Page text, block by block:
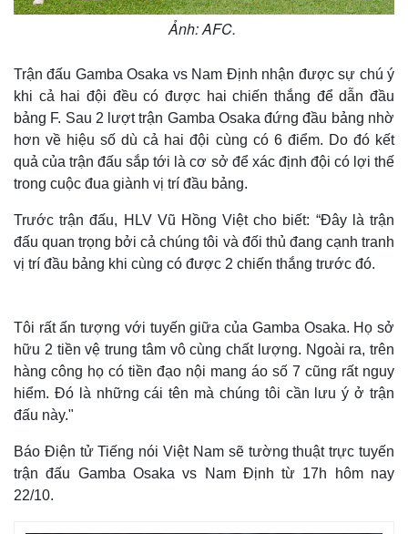
Ảnh: AFC.
Trận đấu Gamba Osaka vs Nam Định nhận được sự chú ý
khi cả hai đội đều có được hai chiến thắng để dẫn đầu
bảng F. Sau 2 lượt trận Gamba Osaka đứng đầu bảng nhờ
hơn về hiệu số dù cả hai đội cùng có 6 điểm. Do đó kết
quả của trận đấu sắp tới là cơ sở để xác định đội có lợi thế
trong cuộc đua giành vị trí đầu bảng.
Trước trận đấu, HLV Vũ Hồng Việt cho biết: “Đây là trận
đấu quan trọng bởi cả chúng tôi và đối thủ đang cạnh tranh
vị trí đầu bảng khi cùng có được 2 chiến thắng trước đó.
Tôi rất ấn tượng với tuyến giữa của Gamba Osaka. Họ sở
hữu 2 tiền vệ trung tâm vô cùng chất lượng. Ngoài ra, trên
hàng công họ có tiền đạo nội mang áo số 7 cũng rất nguy
hiểm. Đó là những cái tên mà chúng tôi cần lưu ý ở trận
đấu này."
Báo Điện tử Tiếng nói Việt Nam sẽ tường thuật trực tuyến
trận đấu Gamba Osaka vs Nam Định từ 17h hôm nay
22/10.